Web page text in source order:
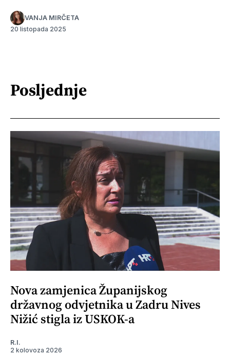
VANJA MIRČETA
20 listopada 2025
Posljednje
Nova zamjenica Županijskog
državnog odvjetnika u Zadru Nives
Nižić stigla iz USKOK-a
R.I.
2 kolovoza 2026